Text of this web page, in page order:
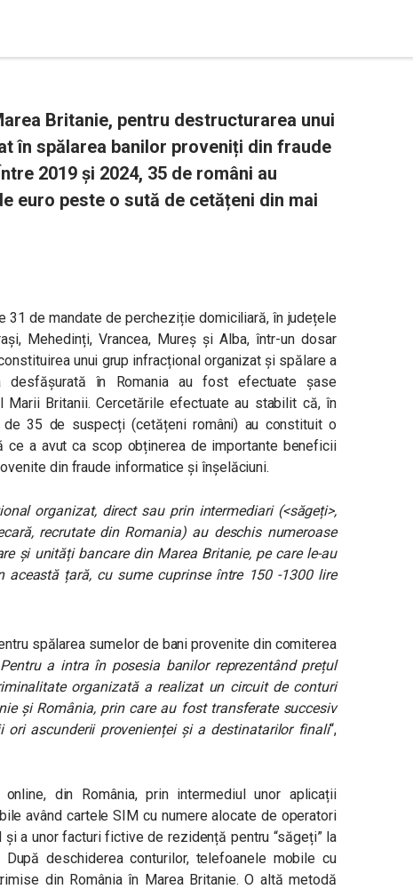
Britanie, pentru destructurarea unui
în spălarea banilor proveniți din fraude
2019 și 2024, 35 de români au
euro peste o sută de cetățeni din mai
31 de mandate de percheziție domiciliară, în județele
Mehedinți, Vrancea, Mureș și Alba, într-un dosar
unui grup infracțional organizat și spălare a
desfășurată în Romania au fost efectuate șase
Britanii. Cercetările efectuate au stabilit că, în
35 de suspecți (cetățeni români) au constituit o
ce a avut ca scop obținerea de importante beneficii
din fraude informatice și înșelăciuni.
organizat, direct sau prin intermediari (<săgeți>,
recrutate din Romania) au deschis numeroase
și unități bancare din Marea Britanie, pe care le-au
această țară, cu sume cuprinse între 150 -1300 lire
spălarea sumelor de bani provenite din comiterea
Pentru a intra în posesia banilor reprezentând prețul
organizată a realizat un circuit de conturi
și România, prin care au fost transferate succesiv
ori ascunderii provenienței și a destinatarilor finali“,
din România, prin intermediul unor aplicații
având cartele SIM cu numere alocate de operatori
a unor facturi fictive de rezidență pentru “săgeți” la
deschiderea conturilor, telefoanele mobile cu
din România în Marea Britanie. O altă metodă